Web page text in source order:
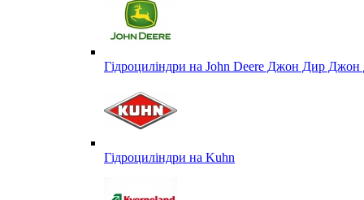
Гідроциліндри на John Deere Джон Дир Джон
Гідроциліндри на Kuhn